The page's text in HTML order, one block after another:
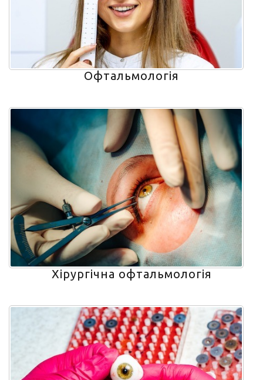
Офтальмологія
Хірургічна офтальмологія